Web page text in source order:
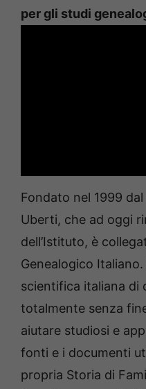
per gli studi
Fondato nel 1999
Uberti, che ad oggi
dell’Istituto, è
Genealogico
scientifica italiana di
totalmente senza
aiutare studiosi e
fonti e i documenti
propria Storia di